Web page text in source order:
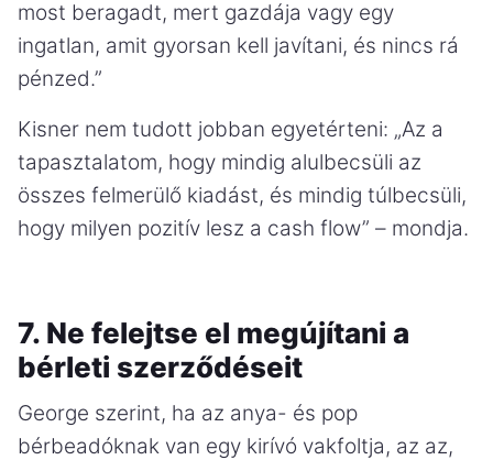
most beragadt, mert gazdája vagy egy
ingatlan, amit gyorsan kell javítani, és nincs rá
pénzed.”
Kisner nem tudott jobban egyetérteni: „Az a
tapasztalatom, hogy mindig alulbecsüli az
összes felmerülő kiadást, és mindig túlbecsüli,
hogy milyen pozitív lesz a cash flow” – mondja.
7. Ne felejtse el megújítani a
bérleti szerződéseit
George szerint, ha az anya- és pop
bérbeadóknak van egy kirívó vakfoltja, az az,